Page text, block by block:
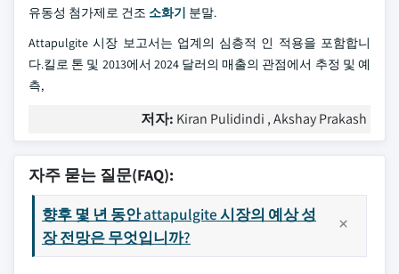
유동성 첨가제로 건조 소화기 분말.
Attapulgite 시장 보고서는 업계의 심층적 인 적용을 포함합니
다.킬로 톤 및 2013에서 2024 달러의 매출의 관점에서 추정 및 예
측,
저자: Kiran Pulidindi , Akshay Prakash
자주 묻는 질문(FAQ):
향후 몇 년 동안 attapulgite 시장의 예상 성
장 전망은 무엇입니까?